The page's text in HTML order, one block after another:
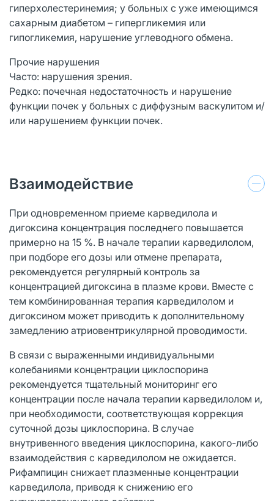
гиперхолестеринемия; у больных с уже имеющимся
сахарным диабетом – гипергликемия или
гипогликемия, нарушение углеводного обмена.
Прочие нарушения
Часто: нарушения зрения.
Редко: почечная недостаточность и нарушение
функции почек у больных с диффузным васкулитом и/
или нарушением функции почек.
Взаимодействие
При одновременном приеме карведилола и
дигоксина концентрация последнего повышается
примерно на 15 %. В начале терапии карведилолом,
при подборе его дозы или отмене препарата,
рекомендуется регулярный контроль за
концентрацией дигоксина в плазме крови. Вместе с
тем комбинированная терапия карведилолом и
дигоксином может приводить к дополнительному
замедлению атриовентрикулярной проводимости.
В связи с выраженными индивидуальными
колебаниями концентрации циклоспорина
рекомендуется тщательный мониторинг его
концентрации после начала терапии карведилолом и,
при необходимости, соответствующая коррекция
суточной дозы циклоспорина. В случае
внутривенного введения циклоспорина, какого-либо
взаимодействия с карведилолом не ожидается.
Рифампицин снижает плазменные концентрации
карведилола, приводя к снижению его